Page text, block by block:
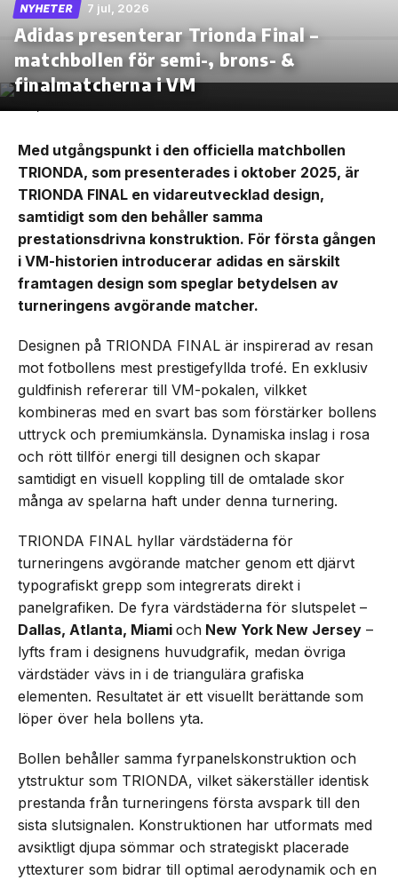
NYHETER 7 jul, 2026
Adidas presenterar Trionda Final –
matchbollen för semi-, brons- &
finalmatcherna i VM
Med utgångspunkt i den officiella matchbollen
TRIONDA, som presenterades i oktober 2025, är
TRIONDA FINAL en vidareutvecklad design,
samtidigt som den behåller samma
prestationsdrivna konstruktion. För första gången
i VM-historien introducerar adidas en särskilt
framtagen design som speglar betydelsen av
turneringens avgörande matcher.
Designen på TRIONDA FINAL är inspirerad av resan
mot fotbollens mest prestigefyllda trofé. En exklusiv
guldfinish refererar till VM-pokalen, vilkket
kombineras med en svart bas som förstärker bollens
uttryck och premiumkänsla. Dynamiska inslag i rosa
och rött tillför energi till designen och skapar
samtidigt en visuell koppling till de omtalade skor
många av spelarna haft under denna turnering.
TRIONDA FINAL hyllar värdstäderna för
turneringens avgörande matcher genom ett djärvt
typografiskt grepp som integrerats direkt i
panelgrafiken. De fyra värdstäderna för slutspelet –
Dallas, Atlanta, Miami och New York New Jersey –
lyfts fram i designens huvudgrafik, medan övriga
värdstäder vävs in i de triangulära grafiska
elementen. Resultatet är ett visuellt berättande som
löper över hela bollens yta.
Bollen behåller samma fyrpanelskonstruktion och
ytstruktur som TRIONDA, vilket säkerställer identisk
prestanda från turneringens första avspark till den
sista slutsignalen. Konstruktionen har utformats med
avsiktligt djupa sömmar och strategiskt placerade
yttexturer som bidrar till optimal aerodynamik och en